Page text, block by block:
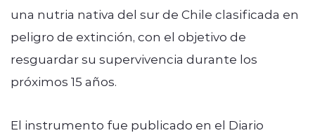
una nutria nativa del sur de Chile clasificada en
peligro de extinción, con el objetivo de
resguardar su supervivencia durante los
próximos 15 años.
El instrumento fue publicado en el Diario